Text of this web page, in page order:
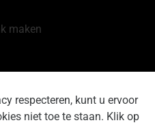
maken
respecteren, kunt u ervoor
niet toe te staan. Klik op